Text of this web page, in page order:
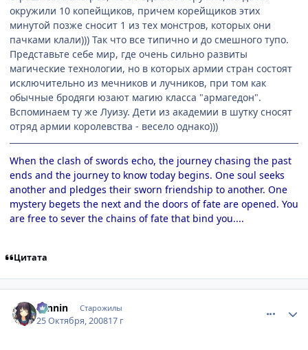
окружили 10 копейщиков, причем корейщиков этих
минутой позже сносит 1 из тех монстров, которых они
пачками клали))) Так что все типично и до смешного тупо.
Представьте себе мир, где очень сильно развиты
магические технологии, но в которых армии стран состоят
исключительно из мечников и лучников, при том как
обычные бродяги юзают магию класса "армагедон".
Вспоминаем ту же Луизу. Дети из академии в шутку сносят
отряд армии королевства - весело однако)))
When the clash of swords echo, the journey chasing the past
ends and the journey to know today begins. One soul seeks
another and pledges their sworn friendship to another. One
mystery begets the next and the doors of fate are opened. You
are free to sever the chains of fate that bind you....
Цитата
ronnin Старожилы
25 Октября, 200817 г